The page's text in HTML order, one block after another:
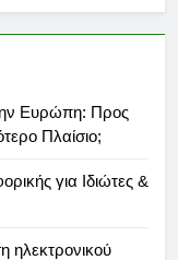
Ευρώπη: Προς
Πλαίσιο;
για Ιδιώτες &
ηλεκτρονικού